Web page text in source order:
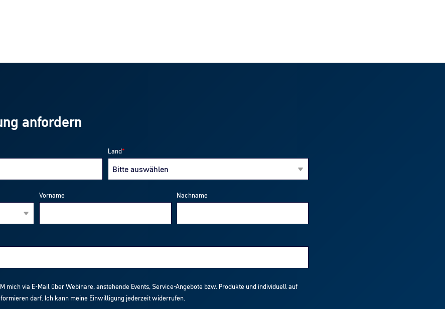
anfordern
Land*
Vorname Nachname
mich via E-Mail über Webinare, anstehende Events, Service-Angebote bzw. Produkte und individuell auf
darf. Ich kann meine Einwilligung jederzeit widerrufen.